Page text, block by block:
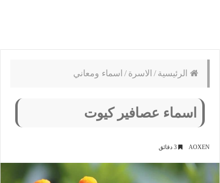
الرئيسية / الاسرة / اسماء ومعاني
اسماء عصافير كيوت
AOXEN